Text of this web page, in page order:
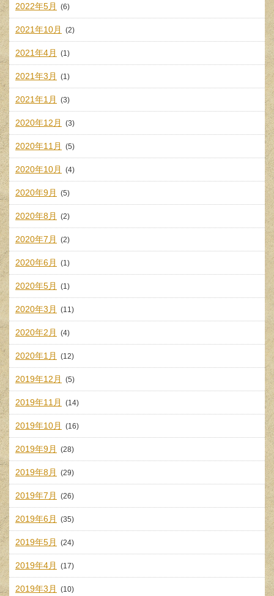
2022年5月 (6)
2021年10月 (2)
2021年4月 (1)
2021年3月 (1)
2021年1月 (3)
2020年12月 (3)
2020年11月 (5)
2020年10月 (4)
2020年9月 (5)
2020年8月 (2)
2020年7月 (2)
2020年6月 (1)
2020年5月 (1)
2020年3月 (11)
2020年2月 (4)
2020年1月 (12)
2019年12月 (5)
2019年11月 (14)
2019年10月 (16)
2019年9月 (28)
2019年8月 (29)
2019年7月 (26)
2019年6月 (35)
2019年5月 (24)
2019年4月 (17)
2019年3月 (10)